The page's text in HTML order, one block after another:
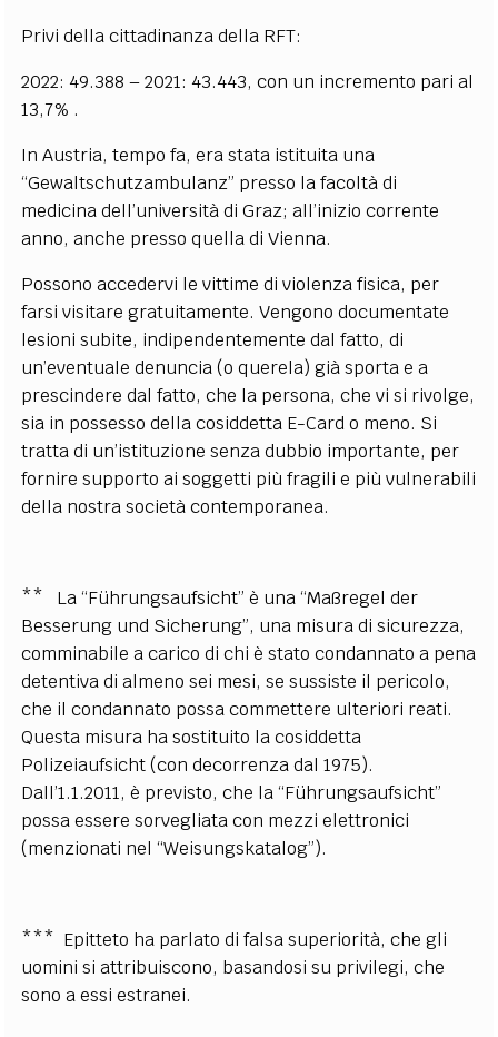
Privi della cittadinanza della RFT:
2022: 49.388 – 2021: 43.443, con un incremento pari al
13,7% .
In Austria, tempo fa, era stata istituita una
“Gewaltschutzambulanz” presso la facoltà di
medicina dell’università di Graz; all’inizio corrente
anno, anche presso quella di Vienna.
Possono accedervi le vittime di violenza fisica, per
farsi visitare gratuitamente. Vengono documentate
lesioni subite, indipendentemente dal fatto, di
un’eventuale denuncia (o querela) già sporta e a
prescindere dal fatto, che la persona, che vi si rivolge,
sia in possesso della cosiddetta E-Card o meno. Si
tratta di un’istituzione senza dubbio importante, per
fornire supporto ai soggetti più fragili e più vulnerabili
della nostra società contemporanea.
** La “Führungsaufsicht” è una “Maßregel der
Besserung und Sicherung”, una misura di sicurezza,
comminabile a carico di chi è stato condannato a pena
detentiva di almeno sei mesi, se sussiste il pericolo,
che il condannato possa commettere ulteriori reati.
Questa misura ha sostituito la cosiddetta
Polizeiaufsicht (con decorrenza dal 1975).
Dall’1.1.2011, è previsto, che la “Führungsaufsicht”
possa essere sorvegliata con mezzi elettronici
(menzionati nel “Weisungskatalog”).
*** Epitteto ha parlato di falsa superiorità, che gli
uomini si attribuiscono, basandosi su privilegi, che
sono a essi estranei.